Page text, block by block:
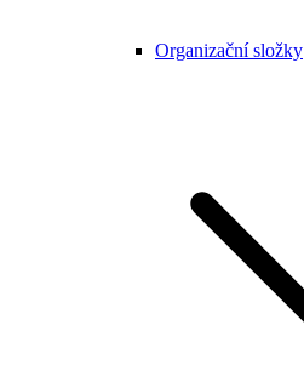
Organizační složky